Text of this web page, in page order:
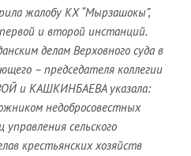
жалобу КХ “Мырзашокы”,
и второй инстанций.
делам Верховного суда в
– председателя коллегии
и КАШКИНБАЕВА указала:
недобросовестных
сельского
крестьянских хозяйств